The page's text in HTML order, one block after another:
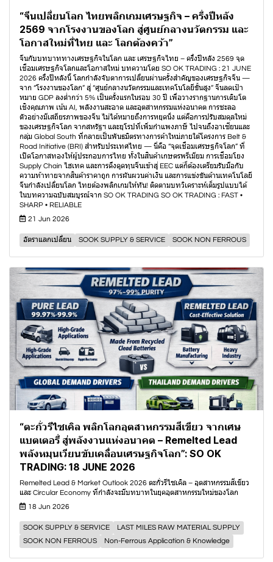
“จีนเปลี่ยนโลก ไทยพลิกเกมเศรษฐกิจ – ครึ่งปีหลัง
2569 จากโรงงานของโลก สู่ศูนย์กลางนวัตกรรม และ
โอกาสใหม่ที่ไทย และ โลกต้องคว้า”
จีนกับบทบาททางเศรษฐกิจในโลก และ เศรษฐกิจไทย – ครึ่งปีหลัง 2569 จุด
เชื่อมเศรษฐกิจโลกและโอกาสใหม่ บทความโดย SO OK TRADING : 21 JUNE
2026 ครึ่งปีหลังนี้ โลกกำลังจับตาการเปลี่ยนผ่านครั้งสำคัญของเศรษฐกิจจีน —
จาก “โรงงานของโลก” สู่ “ศูนย์กลางนวัตกรรมและเทคโนโลยีขั้นสูง” จีนลดเป้า
หมาย GDP ลงต่ำกว่า 5% เป็นครั้งแรกในรอบ 30 ปี เพื่อวางรากฐานการเติบโต
เชิงคุณภาพ เน้น AI, พลังงานสะอาด และอุตสาหกรรมแห่งอนาคต การชะลอ
ตัวอย่างมีเสถียรภาพของจีน ไม่ได้หมายถึงการหยุดนิ่ง แต่คือการปรับสมดุลใหม่
ของเศรษฐกิจโลก จากสหรัฐฯ และยุโรปที่เพิ่มกำแพงภาษี ไปจนถึงอาเซียนและ
กลุ่ม Global South ที่กลายเป็นพันธมิตรทางการค้าใหม่ภายใต้โครงการ Belt &
Road Initiative (BRI) สำหรับประเทศไทย — นี่คือ “จุดเชื่อมเศรษฐกิจโลก” ที่
เปิดโอกาสทองให้ผู้ประกอบการไทย ทั้งในสินค้าเกษตรพรีเมียม การเชื่อมโยง
Supply Chain ไฮเทค และการดึงดูดทุนจีนเข้าสู่ EEC แต่ก็ต้องเตรียมรับมือกับ
ความท้าทายจากสินค้าราคาถูก การผันผวนค่าเงิน และการแข่งขันด้านเทคโนโลยี
จีนกำลังเปลี่ยนโลก ไทยต้องพลิกเกมให้ทัน! ติดตามบทวิเคราะห์เต็มรูปแบบได้
ในบทความฉบับสมบูรณ์จาก SO OK TRADING SO OK TRADING : FAST •
SHARP • RELIABLE
21 Jun 2026
อัตราแลกเปลี่ยน SOOK SUPPLY & SERVICE SOOK NON FERROUS
“ตะกั่วรีไซเคิล พลิกโลกอุตสาหกรรมสีเขียว จากเศษ
แบตเตอรี่ สู่พลังงานแห่งอนาคต – Remelted Lead
พลังหมุนเวียนขับเคลื่อนเศรษฐกิจโลก”: SO OK
TRADING: 18 JUNE 2026
Remelted Lead & Market Outlook 2026 ตะกั่วรีไซเคิล – อุตสาหกรรมสีเขียว
และ Circular Economy ที่กำลังจะมีบทบาทในยุคอุตสาหกรรมใหม่ของโลก
18 Jun 2026
SOOK SUPPLY & SERVICE
LAST MILES RAW MATERIAL SUPPLY
SOOK NON FERROUS
Non-Ferrous Application & Knowledge